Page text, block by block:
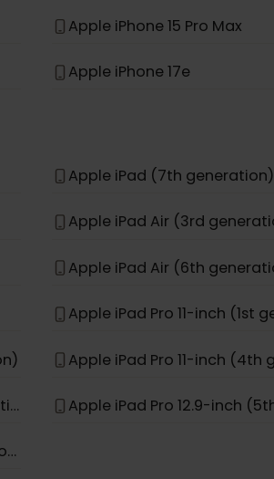
Apple iPhone 13 Mini
Apple iPhone 12 Pro
Apple iPhone 15 Pro Max
Apple iPhone 17e